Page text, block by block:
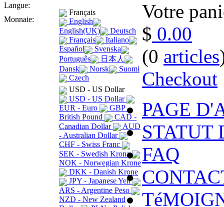
Langue:
Monnaie:
Français
English
English(UK)
Deutsch
Français
Italiano
Español
Svenska
Português
日本人
Dansk
Norsk
Suomi
Czech
USD - US Dollar
USD - US Dollar
EUR - Euro
GBP -
British Pound
CAD -
Canadian Dollar
AUD
- Australian Dollar
CHF - Swiss Franc
SEK - Swedish Krona
NOK - Norwegian Krone
DKK - Danish Krone
JPY - Japanese Yen
ARS - Argentine Peso
NZD - New Zealand
Votre
$ 0.00
(0 articles
Checkout
PAGE
STATUT
FAQ